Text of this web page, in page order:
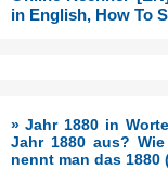
in English, How To
» Jahr 1880 in
Jahr 1880 aus?
nennt man das 1880